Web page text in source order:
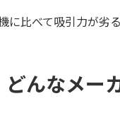
比べて吸引力が劣
んなメー